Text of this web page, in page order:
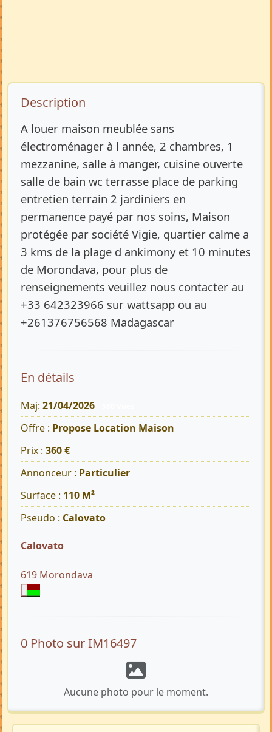
Description de l’annonce
Description
A louer maison meublée sans
électroménager à l année, 2 chambres, 1
mezzanine, salle à manger, cuisine ouverte
salle de bain wc terrasse place de parking
entretien terrain 2 jardiniers en
permanence payé par nos soins, Maison
protégée par société Vigie, quartier calme a
3 kms de la plage d ankimony et 10 minutes
de Morondava, pour plus de
renseignements veuillez nous contacter au
+33 642323966 sur wattsapp ou au
+261376756568 Madagascar
En détails
Maj: 21/04/2026
Offre : Propose Location Maison
Prix : 360 €
Annonceur : Particulier
Surface : 110 M²
Pseudo : Calovato
Calovato
619 Morondava
0 Photo sur IM16497
Aucune photo pour le moment.